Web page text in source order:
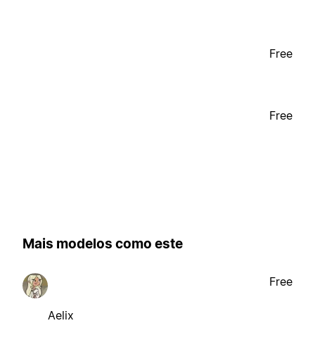
Free
Free
Mais modelos como este
Aelix
Free